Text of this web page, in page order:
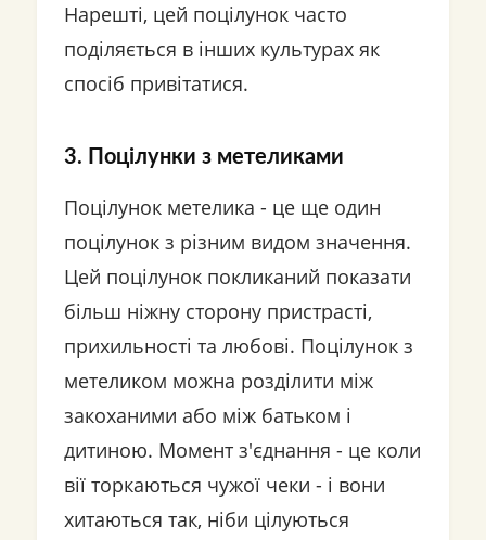
Нарешті, цей поцілунок часто
поділяється в інших культурах як
спосіб привітатися.
3. Поцілунки з метеликами
Поцілунок метелика - це ще один
поцілунок з різним видом значення.
Цей поцілунок покликаний показати
більш ніжну сторону пристрасті,
прихильності та любові. Поцілунок з
метеликом можна розділити між
закоханими або між батьком і
дитиною. Момент з'єднання - це коли
вії торкаються чужої чеки - і вони
хитаються так, ніби цілуються